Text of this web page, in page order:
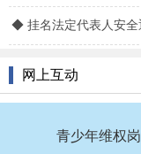
葛芹
网上互动
青少年维权岗